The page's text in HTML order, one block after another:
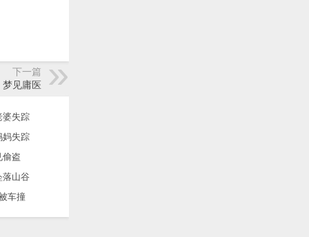
下一篇
梦见庸医
婆失踪
妈失踪
偷盗
落山谷
车撞